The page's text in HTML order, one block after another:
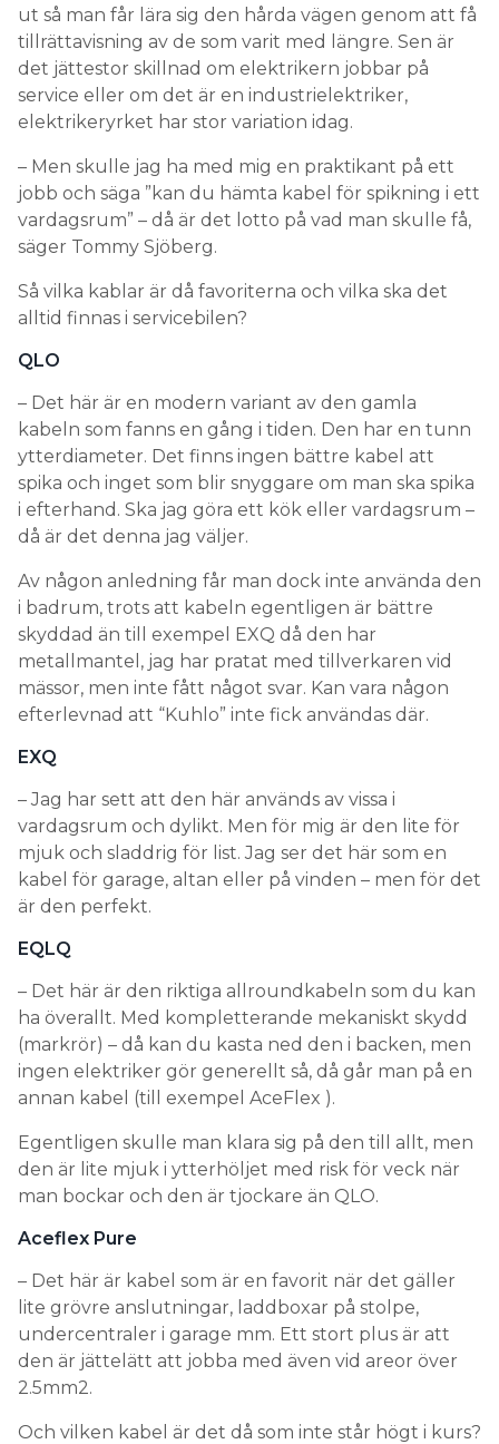
ut så man får lära sig den hårda vägen genom att få
tillrättavisning av de som varit med längre. Sen är
det jättestor skillnad om elektrikern jobbar på
service eller om det är en industrielektriker,
elektrikeryrket har stor variation idag.
– Men skulle jag ha med mig en praktikant på ett
jobb och säga ”kan du hämta kabel för spikning i ett
vardagsrum” – då är det lotto på vad man skulle få,
säger Tommy Sjöberg.
Så vilka kablar är då favoriterna och vilka ska det
alltid finnas i servicebilen?
QLO
– Det här är en modern variant av den gamla
kabeln som fanns en gång i tiden. Den har en tunn
ytterdiameter. Det finns ingen bättre kabel att
spika och inget som blir snyggare om man ska spika
i efterhand. Ska jag göra ett kök eller vardagsrum –
då är det denna jag väljer.
Av någon anledning får man dock inte använda den
i badrum, trots att kabeln egentligen är bättre
skyddad än till exempel EXQ då den har
metallmantel, jag har pratat med tillverkaren vid
mässor, men inte fått något svar. Kan vara någon
efterlevnad att “Kuhlo” inte fick användas där.
EXQ
– Jag har sett att den här används av vissa i
vardagsrum och dylikt. Men för mig är den lite för
mjuk och sladdrig för list. Jag ser det här som en
kabel för garage, altan eller på vinden – men för det
är den perfekt.
EQLQ
– Det här är den riktiga allroundkabeln som du kan
ha överallt. Med kompletterande mekaniskt skydd
(markrör) – då kan du kasta ned den i backen, men
ingen elektriker gör generellt så, då går man på en
annan kabel (till exempel AceFlex ).
Egentligen skulle man klara sig på den till allt, men
den är lite mjuk i ytterhöljet med risk för veck när
man bockar och den är tjockare än QLO.
Aceflex Pure
– Det här är kabel som är en favorit när det gäller
lite grövre anslutningar, laddboxar på stolpe,
undercentraler i garage mm. Ett stort plus är att
den är jättelätt att jobba med även vid areor över
2.5mm2.
Och vilken kabel är det då som inte står högt i kurs?